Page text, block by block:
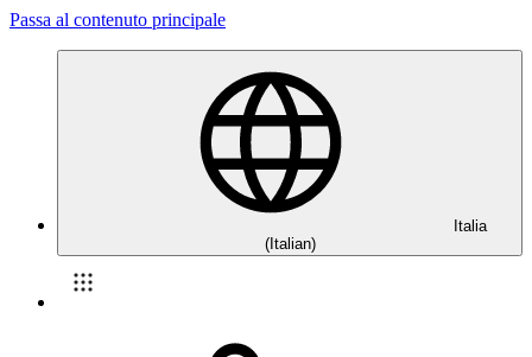
Passa al contenuto principale
Italia
(Italian)